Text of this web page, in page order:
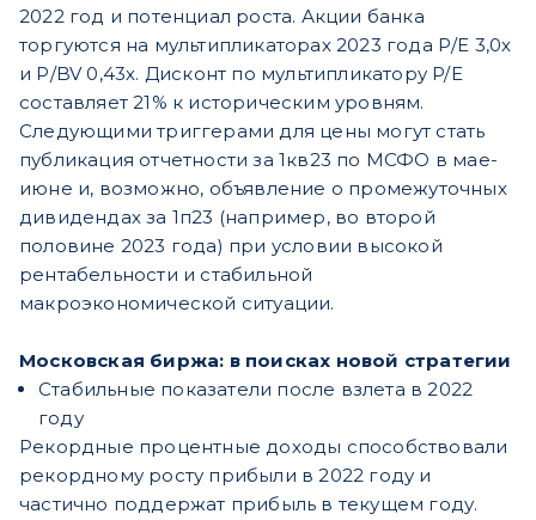
2022 год и потенциал роста. Акции банка
торгуются на мультипликаторах 2023 года Р/Е 3,0х
и Р/BV 0,43х. Дисконт по мультипликатору P/E
составляет 21% к историческим уровням.
Следующими триггерами для цены могут стать
публикация отчетности за 1кв23 по МСФО в мае-
июне и, возможно, объявление о промежуточных
дивидендах за 1п23 (например, во второй
половине 2023 года) при условии высокой
рентабельности и стабильной
макроэкономической ситуации.
Московская биржа: в поисках новой стратегии
Стабильные показатели после взлета в 2022
году
Рекордные процентные доходы способствовали
рекордному росту прибыли в 2022 году и
частично поддержат прибыль в текущем году.